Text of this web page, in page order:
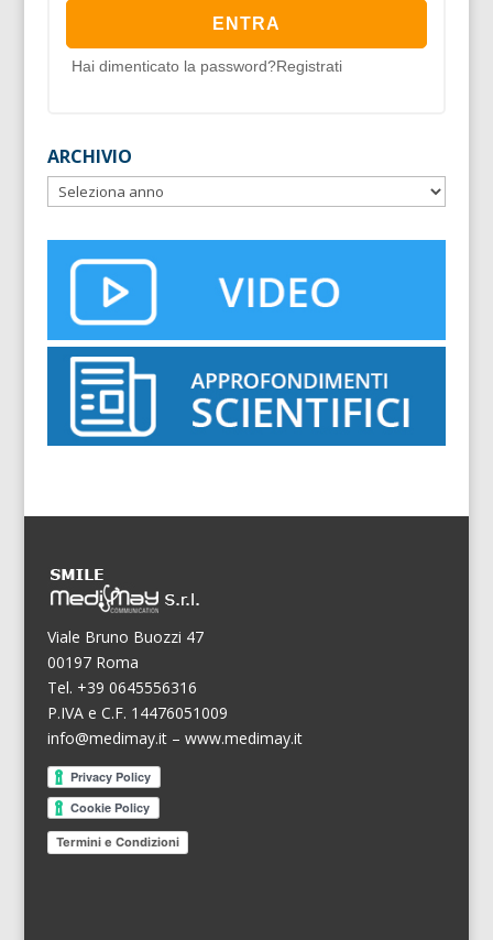
Hai dimenticato la password?Registrati
ARCHIVIO
Viale Bruno Buozzi 47
00197 Roma
Tel. +39 0645556316
P.IVA e C.F. 14476051009
info@medimay.it– www.medimay.it
Termini e Condizioni